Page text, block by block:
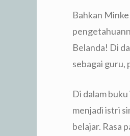
Bahkan
Belanda! Di
sebagai guru,
Di dalam
menjadi istri
belajar. Rasa